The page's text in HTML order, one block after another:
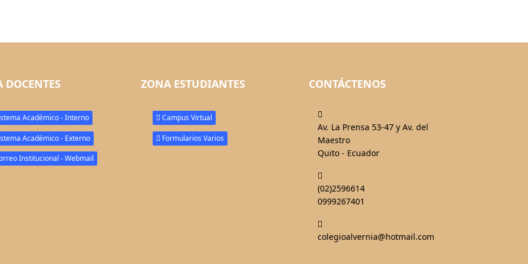
DOCENTES
Académico - Interno
Académico - Externo
Institucional - Webmail
ZONA ESTUDIANTES
Campus Virtual
Formularios Varios
CONTÁCTENOS
fa-
map-
marked-
Av. La Prensa 53-47 y Av. del
Maestro
Quito - Ecuador
fa-
phone-
(02)2596614
0999267401
fa-
colegioalvernia@hotmail.com